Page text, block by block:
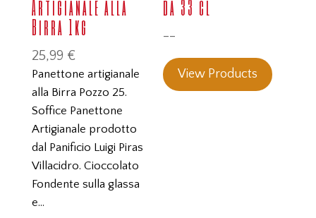
Artigianale alla
Birra 1kg
25,99 €
Panettone artigianale
alla Birra Pozzo 25.
Soffice Panettone
Artigianale prodotto
dal Panificio Luigi Piras
Villacidro. Cioccolato
Fondente sulla glassa
e…
da 33 cl
--
View Products